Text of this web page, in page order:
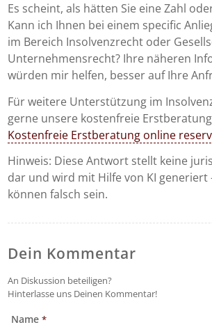
Es scheint, als hätten Sie eine Zahl
Kann ich Ihnen bei einem specific
im Bereich Insolvenzrecht oder
Unternehmensrecht? Ihre näheren
würden mir helfen, besser auf Ihre
Für weitere Unterstützung im
gerne unsere kostenfreie
Kostenfreie Erstberatung online
Hinweis: Diese Antwort stellt keine
dar und wird mit Hilfe von KI generiert
können falsch sein.
Dein Kommentar
An Diskussion beteiligen?
Hinterlasse uns Deinen Kommentar!
Name*